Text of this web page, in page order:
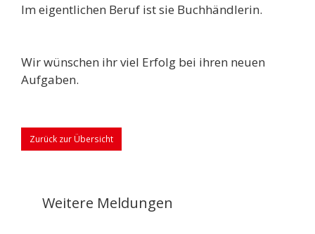
Im eigentlichen Beruf ist sie Buchhändlerin.
Wir wünschen ihr viel Erfolg bei ihren neuen
Aufgaben.
Zurück zur Übersicht
Weitere Meldungen